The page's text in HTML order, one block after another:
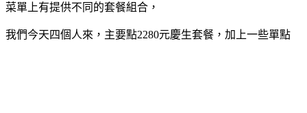
菜單上有提供不同的套餐組合，
我們今天四個人來，主要點2280元慶生套餐，加上一些單點